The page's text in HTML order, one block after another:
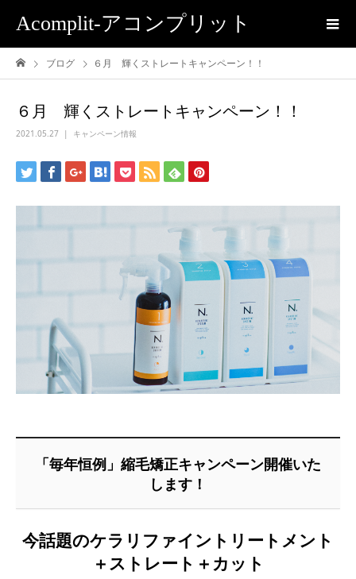
Acomplit-アコンプリット
ブログ ６月 輝くストレートキャンペーン！！
６月 輝くストレートキャンペーン！！
2021.05.27 キャンペーン情報
「毎年恒例」縮毛矯正キャンペーン開催いた
します！
今話題のケラリファイントリートメント
＋ストレート＋カット